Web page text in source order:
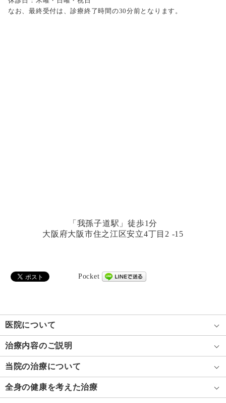
なお、最終受付は、診療終了時間の30分前となります。
「我孫子道駅」徒歩1分
大阪府大阪市住之江区安立4丁目2 -15
Pocket
医院について
治療内容のご説明
当院の治療について
全身の健康を考えた治療